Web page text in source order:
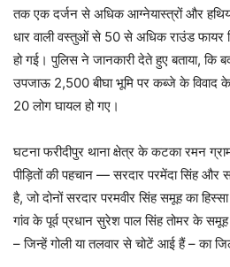
तक एक दर्जन से अधिक आग्नेयास्त्रों और
धार वाली वस्तुओं से 50 से अधिक राउंड फायर
हो गई। पुलिस ने जानकारी देते हुए बताया, कि
उपजाऊ 2,500 बीघा भूमि पर कब्जे के
20 लोग घायल हो गए।
घटना फरीदीपुर थाना क्षेत्र के कटका रमन
पीड़ितों की पहचान — सरदार परमेंदा सिंह
है, जो दोनों सरदार परमवीर सिंह समूह का
गांव के पूर्व प्रधान सुरेश पाल सिंह तोमर के
– जिन्हें गोली या तलवार से चोटें आई हैं – का